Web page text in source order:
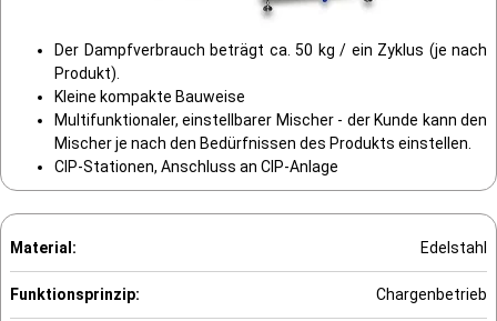
Der Dampfverbrauch beträgt ca. 50 kg / ein Zyklus (je nach
Produkt).
Kleine kompakte Bauweise
Multifunktionaler, einstellbarer Mischer - der Kunde kann den
Mischer je nach den Bedürfnissen des Produkts einstellen.
CIP-Stationen, Anschluss an CIP-Anlage
Material: Edelstahl
Funktionsprinzip: Chargenbetrieb